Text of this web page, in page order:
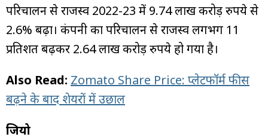
परिचालन से राजस्व 2022-23 में 9.74 लाख करोड़ रुपये से
2.6% बढ़ा। कंपनी का परिचालन से राजस्व लगभग 11
प्रतिशत बढ़कर 2.64 लाख करोड़ रुपये हो गया है।
Also Read: Zomato Share Price: प्लेटफॉर्म फीस
बढ़ने के बाद शेयरों में उछाल
जियो